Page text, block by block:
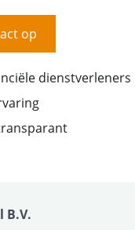
op
dienstverleners
B.V.